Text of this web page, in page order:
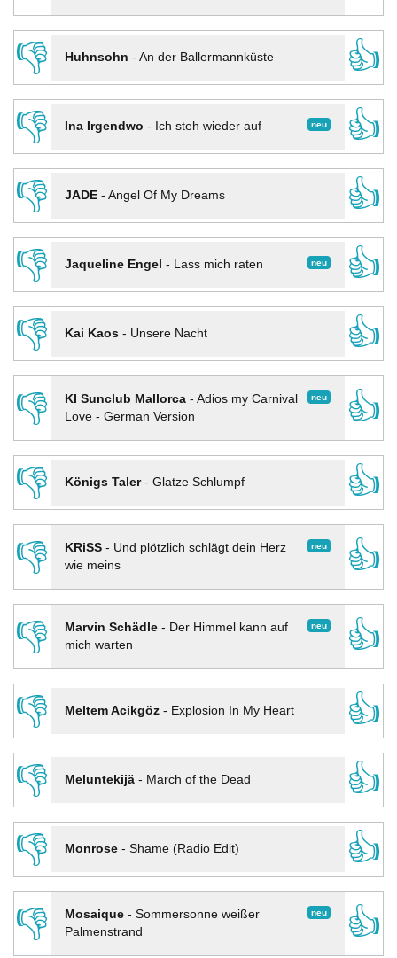
👎
Huhnsohn - An der Ballermannküste
👍
👎
neu
Ina Irgendwo - Ich steh wieder auf
👍
👎
JADE- Angel Of My Dreams
👍
👎
neu
Jaqueline Engel - Lass mich raten
👍
👎
Kai Kaos- Unsere Nacht
👍
👎
neu
KI Sunclub Mallorca- Adios my Carnival
Love - German Version
👍
👎
Königs Taler- Glatze Schlumpf
👍
👎
neu
KRiSS- Und plötzlich schlägt dein Herz
wie meins
👍
👎 neu
Marvin Schädle- Der Himmel kann auf
mich warten
👍
👎
Meltem Acikgöz- Explosion In My Heart
👍
👎
Meluntekijä- March of the Dead
👍
👎
Monrose- Shame (Radio Edit)
👍
👎
neu
Mosaique- Sommersonne weißer
Palmenstrand
👍